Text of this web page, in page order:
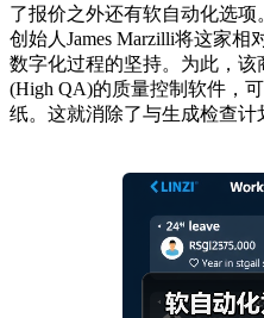
了报价之外还有软自动化选项
创始人James Marzilli将这家
数字化过程的坚持。为此，该
(High QA)的质量控制软件，
纸。这就消除了与生成检查计